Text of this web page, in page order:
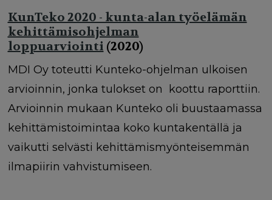
KunTeko 2020 - kunta-alan työelämän
kehittämisohjelman
loppuarviointi (2020)
MDI Oy toteutti Kunteko-ohjelman ulkoisen
arvioinnin, jonka tulokset on koottu raporttiin.
Arvioinnin mukaan Kunteko oli buustaamassa
kehittämistoimintaa koko kuntakentällä ja
vaikutti selvästi kehittämismyönteisemmän
ilmapiirin vahvistumiseen.